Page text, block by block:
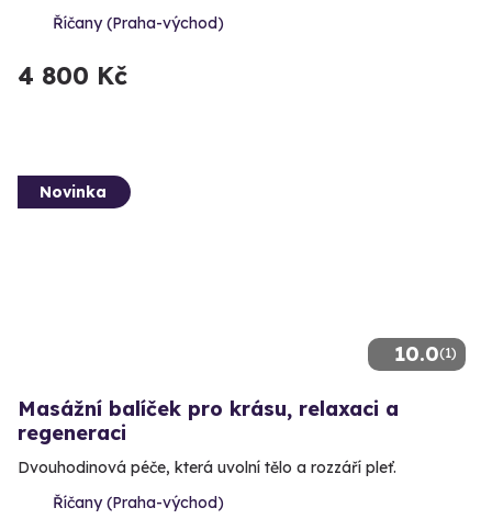
Říčany (Praha-východ)
4 800 Kč
10.0(1)
Novinka
Masážní balíček pro krásu, relaxaci a
regeneraci
Dvouhodinová péče, která uvolní tělo a rozzáří pleť.
Říčany (Praha-východ)